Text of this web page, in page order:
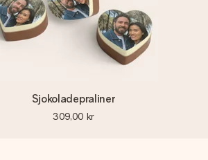
Sjokoladepraliner
309,00 kr